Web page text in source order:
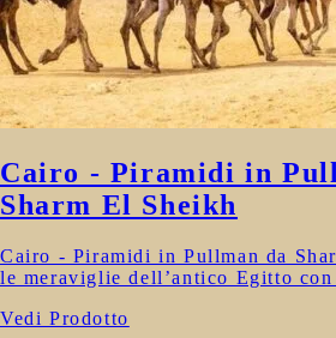
Cairo - Piramidi in
Sharm El Sheikh
Cairo - Piramidi in Pullman da
le meraviglie dell’antico Egitto
Vedi Prodotto